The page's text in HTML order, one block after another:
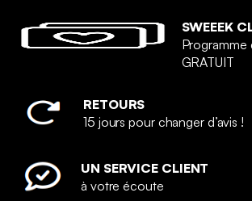
SWEEEK
Programme
GRATUIT
RETOURS
15 jours pour changer d’avis !
UN SERVICE CLIENT
à votre écoute